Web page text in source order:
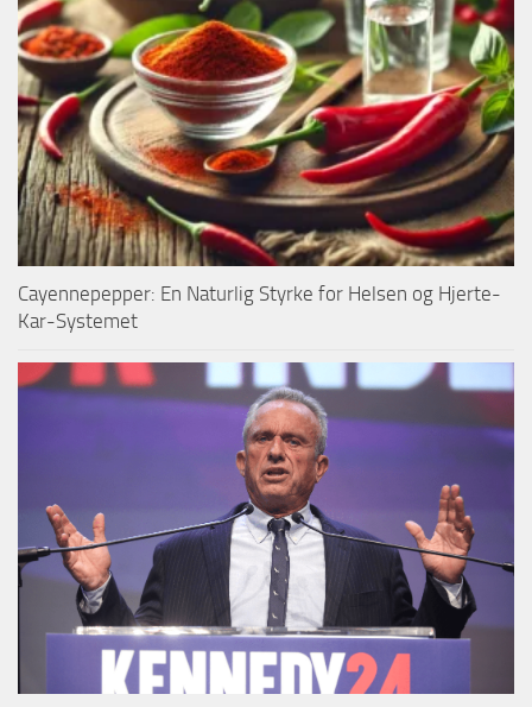
Cayennepepper: En Naturlig Styrke for Helsen og Hjerte-
Kar-Systemet